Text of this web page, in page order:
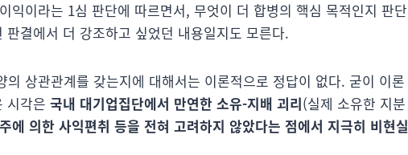
익이라는 1심 판단에 따르면서, 무엇이 더 합병의 핵심 목적인지 판단
결에서 더 강조하고 싶었던 내용일지도 모른다.
상관관계를 갖는지에 대해서는 이론적으로 정답이 없다. 굳이 이론
시각은 국내 대기업집단에서 만연한 소유-지배 괴리(실제 소유한 지분
에 의한 사익편취 등을 전혀 고려하지 않았다는 점에서 지극히 비현실